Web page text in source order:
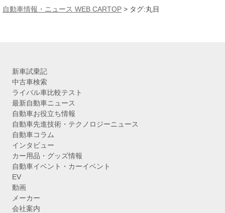
カ
自動車情報・ニュース WEB CARTOP > タグ:丸目
新車試乗記
中古車検索
ライバル車比較テスト
最新自動車ニュース
自動車お役立ち情報
自動車先進技術・テクノロジーニュース
自動車コラム
インタビュー
カー用品・グッズ情報
自動車イベント・カーイベント
EV
動画
メーカー
会社案内